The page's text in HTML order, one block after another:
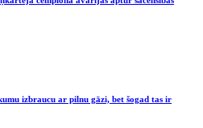
izbraucu ar pilnu gāzi, bet šogad tas ir